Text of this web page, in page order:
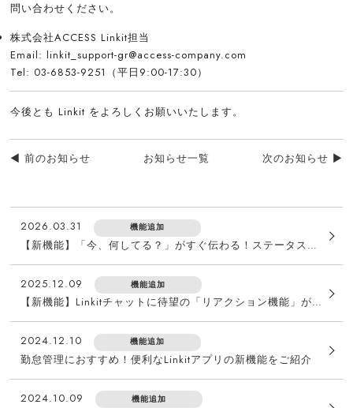
問い合わせください。
株式会社ACCESS Linkit担当
Email: linkit_support-gr@access-company.com
Tel: 03-6853-9251（平日9:00-17:30）
今後とも Linkit をよろしくお願いいたします。
◄ 前のお知らせ お知らせ一覧 次のお知らせ ►
2026.03.31 機能追加
【新機能】「今、何してる？」がすぐ伝わる！ステータス機能でチームの連携をスムーズに
2025.12.09 機能追加
【新機能】Linkitチャットに待望の「リアクション機能」が登場！
2024.12.10 機能追加
勤怠管理におすすめ！便利なLinkitアプリの新機能をご紹介
2024.10.09 機能追加